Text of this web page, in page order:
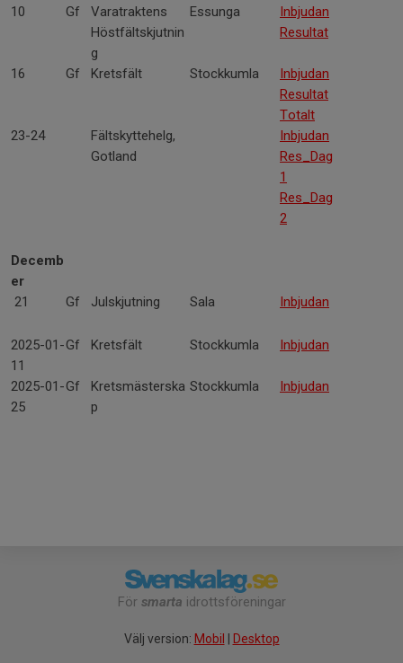
10
Gf
Varatraktens
Höstfältskjutnin
g
Essunga
Inbjudan
Resultat
16 Gf Kretsfält Stockkumla
Inbjudan
Resultat
Totalt
23-24
Fältskyttehelg,
Gotland
Inbjudan
Res_Dag
1
Res_Dag
2
Decemb
er
21
Gf Julskjutning Sala Inbjudan
2025-01-
11
Gf Kretsfält Stockkumla Inbjudan
2025-01-
25
Gf
Kretsmästerska
p
Stockkumla Inbjudan
För smarta idrottsföreningar
Välj version: Mobil Desktop